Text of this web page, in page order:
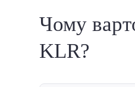
Чому
KLR?